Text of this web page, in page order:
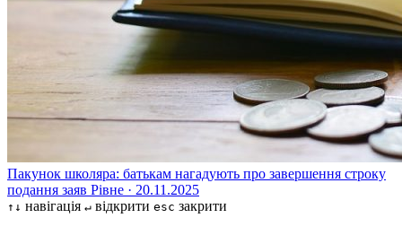
Пакунок школяра: батькам нагадують про завершення строку
подання заяв Рівне · 20.11.2025
↑↓ навігація ↵ відкрити esc закрити